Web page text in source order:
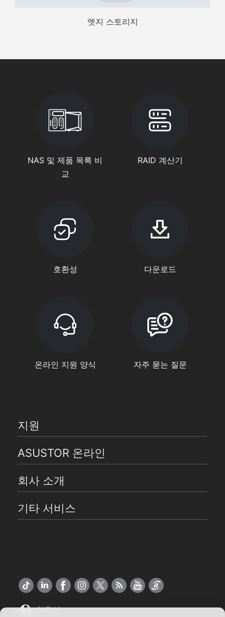
엣지 스토리지
NAS 및 제품 목록 비
교
RAID 계산기
호환성 다운로드
온라인 지원 양식 자주 묻는 질문
지원
ASUSTOR 온라인
회사 소개
기타 서비스
한국어